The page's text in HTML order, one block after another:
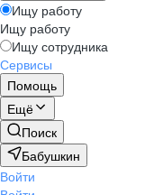
Ищу работу
Ищу работу
Ищу сотрудника
Сервисы
Помощь
Ещё
Поиск
Бабушкин
Войти